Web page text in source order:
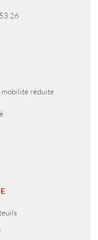
26
mobilité réduite